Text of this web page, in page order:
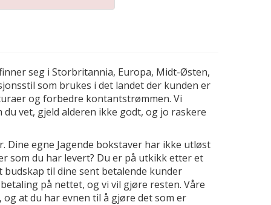
seg i Storbritannia, Europa, Midt-Østen,
som brukes i det landet der kunden er
og forbedre kontantstrømmen. Vi
vet, gjeld alderen ikke godt, og jo raskere
Dine egne Jagende bokstaver har ikke utløst
som du har levert? Du er på utkikk etter et
til dine sent betalende kunder
på nettet, og vi vil gjøre resten. Våre
at du har evnen til å gjøre det som er